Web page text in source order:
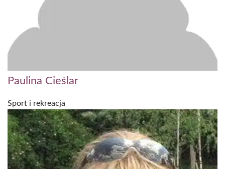
Paulina Cieślar
Sport i rekreacja